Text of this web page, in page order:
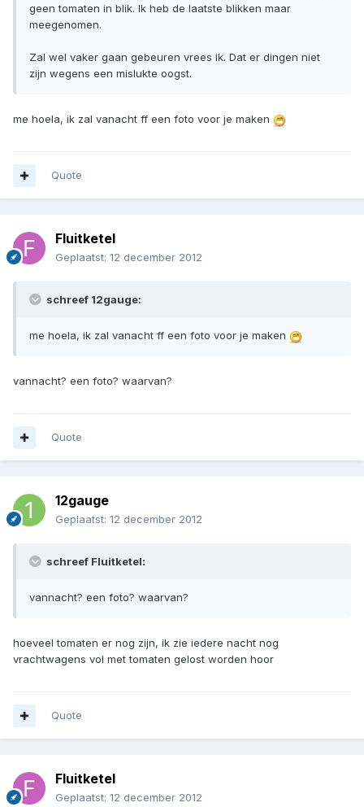
geen tomaten in blik. Ik heb de laatste blikken maar
meegenomen.
Zal wel vaker gaan gebeuren vrees ik. Dat er dingen niet
zijn wegens een mislukte oogst.
me hoela, ik zal vanacht ff een foto voor je maken
Quote
Fluitketel
Geplaatst: 12 december 2012
schreef 12gauge:
me hoela, ik zal vanacht ff een foto voor je maken
vannacht? een foto? waarvan?
Quote
12gauge
Geplaatst: 12 december 2012
schreef Fluitketel:
vannacht? een foto? waarvan?
hoeveel tomaten er nog zijn, ik zie iedere nacht nog
vrachtwagens vol met tomaten gelost worden hoor
Quote
Fluitketel
Geplaatst: 12 december 2012